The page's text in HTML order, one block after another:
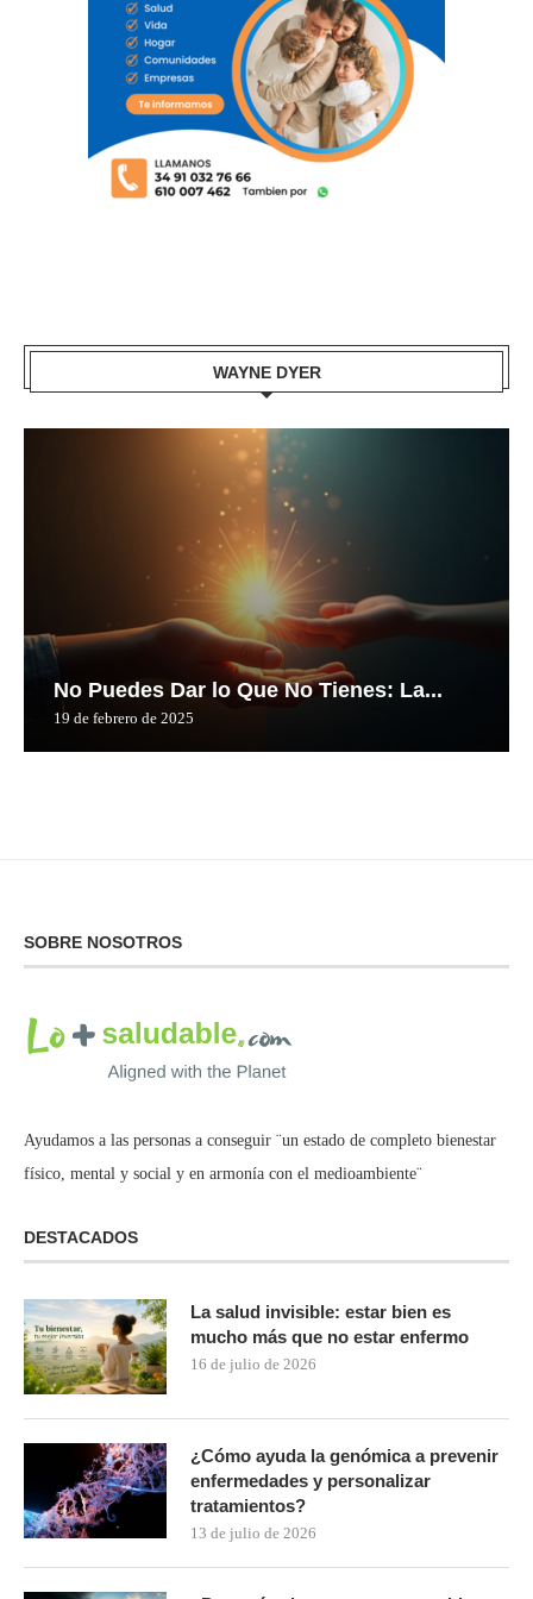
WAYNE DYER
No Puedes Dar lo Que No Tienes: La...
19 de febrero de 2025
SOBRE NOSOTROS
Ayudamos a las personas a conseguir ¨un estado de completo bienestar
físico, mental y social y en armonía con el medioambiente¨
DESTACADOS
La salud invisible: estar bien es
mucho más que no estar enfermo
16 de julio de 2026
¿Cómo ayuda la genómica a prevenir
enfermedades y personalizar
tratamientos?
13 de julio de 2026